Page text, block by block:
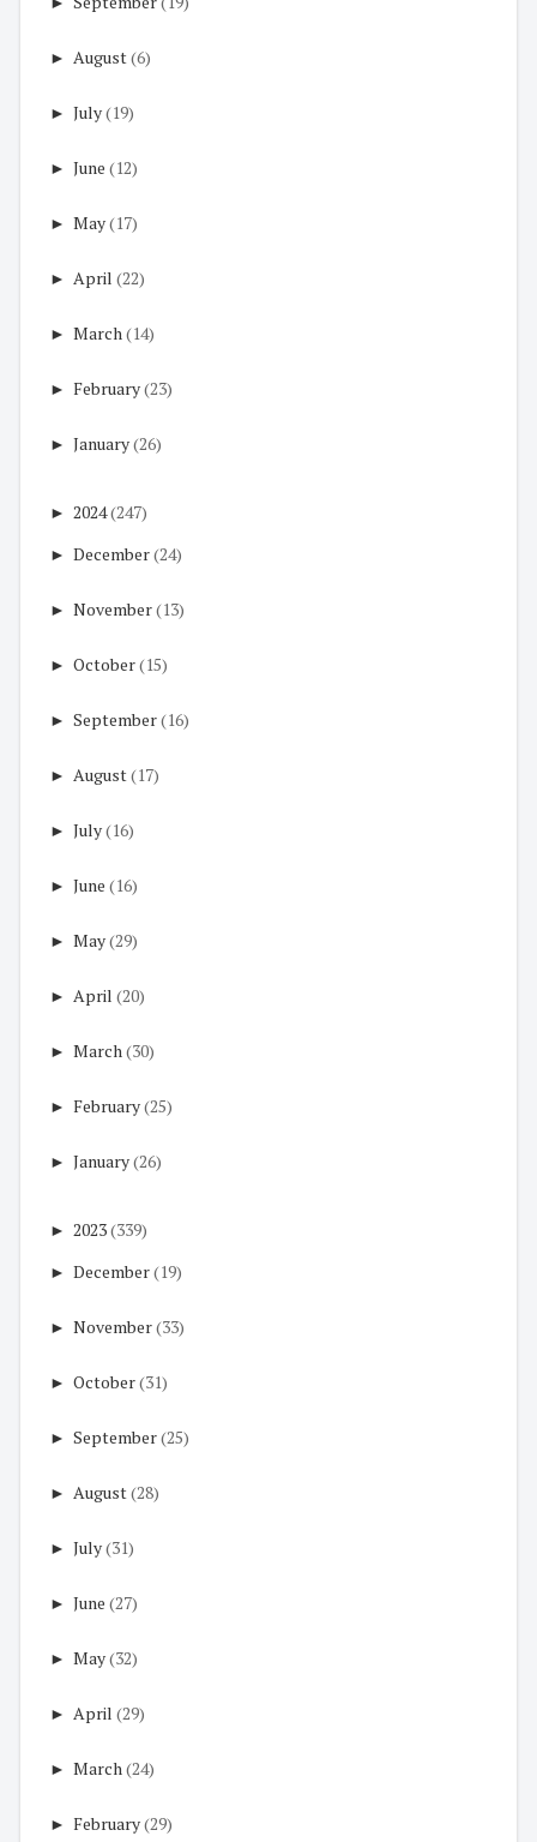
► August(6)
► July(19)
► June (12)
► May(17)
► April (22)
► March(14)
► February(23)
► January(26)
► 2024(247)
► December(24)
► November(13)
► October(15)
► September(16)
► August(17)
► July(16)
► June (16)
► May(29)
► April (20)
► March(30)
► February(25)
► January(26)
► 2023(339)
► December(19)
► November(33)
► October(31)
► September(25)
► August(28)
► July(31)
► June (27)
► May(32)
► April (29)
► March(24)
► February(29)